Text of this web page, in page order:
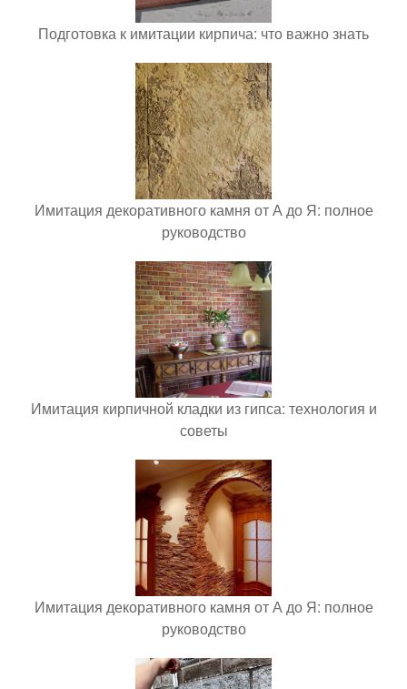
Подготовка к имитации кирпича: что важно знать
Имитация декоративного камня от А до Я: полное
руководство
Имитация кирпичной кладки из гипса: технология и
советы
Имитация декоративного камня от А до Я: полное
руководство